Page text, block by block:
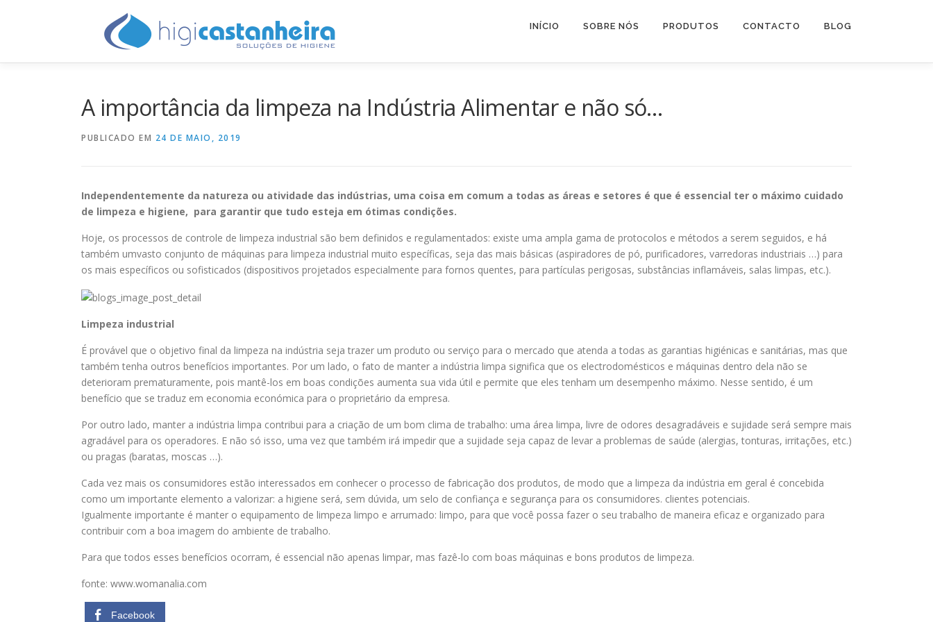
INÍCIO SOBRE NÓS PRODUTOS CONTACTO BLOG
A importância da limpeza na Indústria Alimentar e não só…
PUBLICADO EM 24 DE MAIO, 2019
Independentemente da natureza ou atividade das indústrias, uma coisa em comum a todas as áreas e setores é que é essencial ter o máximo cuidado
de limpeza e higiene, para garantir que tudo esteja em ótimas condições.
Hoje, os processos de controle de limpeza industrial são bem definidos e regulamentados: existe uma ampla gama de protocolos e métodos a serem seguidos, e há
também umvasto conjunto de máquinas para limpeza industrial muito específicas, seja das mais básicas (aspiradores de pó, purificadores, varredoras industriais …) para
os mais específicos ou sofisticados (dispositivos projetados especialmente para fornos quentes, para partículas perigosas, substâncias inflamáveis, salas limpas, etc.).
Limpeza industrial
É provável que o objetivo final da limpeza na indústria seja trazer um produto ou serviço para o mercado que atenda a todas as garantias higiénicas e sanitárias, mas que
também tenha outros benefícios importantes. Por um lado, o fato de manter a indústria limpa significa que os electrodomésticos e máquinas dentro dela não se
deterioram prematuramente, pois mantê-los em boas condições aumenta sua vida útil e permite que eles tenham um desempenho máximo. Nesse sentido, é um
benefício que se traduz em economia económica para o proprietário da empresa.
Por outro lado, manter a indústria limpa contribui para a criação de um bom clima de trabalho: uma área limpa, livre de odores desagradáveis ​​e sujidade será sempre mais
agradável para os operadores. E não só isso, uma vez que também irá impedir que a sujidade seja capaz de levar a problemas de saúde (alergias, tonturas, irritações, etc.)
ou pragas (baratas, moscas …).
Cada vez mais os consumidores estão interessados ​​em conhecer o processo de fabricação dos produtos, de modo que a limpeza da indústria em geral é concebida
como um importante elemento a valorizar: a higiene será, sem dúvida, um selo de confiança e segurança para os consumidores. clientes potenciais.
Igualmente importante é manter o equipamento de limpeza limpo e arrumado: limpo, para que você possa fazer o seu trabalho de maneira eficaz e organizado para
contribuir com a boa imagem do ambiente de trabalho.
Para que todos esses benefícios ocorram, é essencial não apenas limpar, mas fazê-lo com boas máquinas e bons produtos de limpeza.
fonte: www.womanalia.com
Facebook